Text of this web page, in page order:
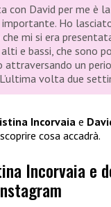
con David per me è
Ho
mi si era
e bassi, che sono
attraversando un
volta due
Incorvaia e
cosa accadrà.
Incorvaia e